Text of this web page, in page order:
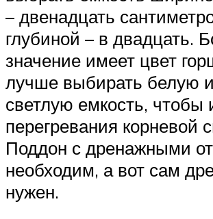
– двенадцать
глубиной – в двадцать.
значение имеет цвет
лучше выбирать белую
светлую емкость, чтобы
перегревания корневой
Поддон с дренажными
необходим, а вот сам
нужен.